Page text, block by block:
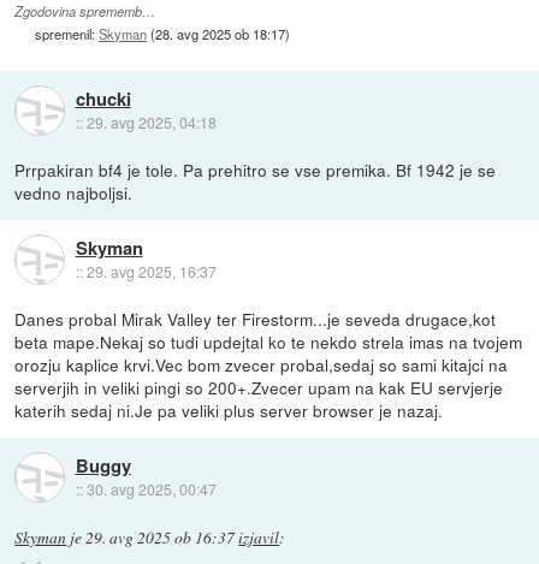
Zgodovina sprememb…
spremenil:Skyman(28. avg 2025 ob 18:17)
chucki
::29. avg 2025, 04:18
Prrpakiran bf4 je tole. Pa prehitro se vse premika. Bf 1942 je se
vedno najboljsi.
Skyman
::29. avg 2025, 16:37
Danes probal Mirak Valley ter Firestorm...je seveda drugace,kot
beta mape.Nekaj so tudi updejtal ko te nekdo strela imas na tvojem
orozju kaplice krvi.Vec bom zvecer probal,sedaj so sami kitajci na
serverjih in veliki pingi so 200+.Zvecer upam na kak EU servjerje
katerih sedaj ni.Je pa veliki plus server browser je nazaj.
Buggy
::30. avg 2025, 00:47
Skyman je 29. avg 2025 ob 16:37izjavil: